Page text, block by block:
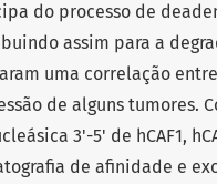
do processo de
assim para a
uma correlação
de alguns tumores.
3'-5' de hCAF1,
de afinidade e